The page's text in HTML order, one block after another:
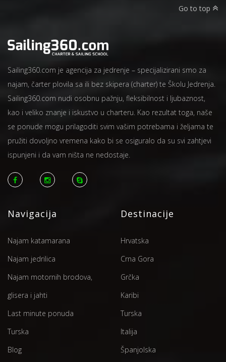
Go to top
Sailing360.com je agencija za jedrenje – specijalizirani smo za
najam, čarter plovila sa ili bez skipera (charter) te Školu Jedrenja.
Sailing360.com nudi osobnu pažnju, fleksibilnost i ljubaznost,
kao i veliko znanje i iskustvo u charteru. Kao rezultat toga, naše
se ponude mogu prilagoditi svim vašim potrebama i željama te
pružiti dovoljno vremena kako bi se osiguralo da su svi zahtjevi
ispunjeni i da vam ništa ne nedostaje.
Navigacija
Najam katamarana
Najam jedrilica
Najam motornih brodova,
glisera i jahti
Last minute ponuda
Turska
Blog
Destinacije
Hrvatska
Crna Gora
Grčka
Karibi
Turska
Italija
Španjolska